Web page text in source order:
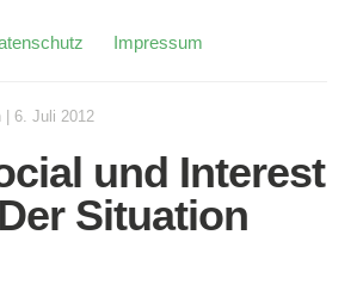
Impressum
6. Juli 2012
und Interest
Situation